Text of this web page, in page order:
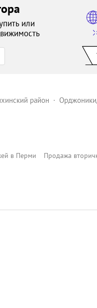
или
район
в Перми
Продажа